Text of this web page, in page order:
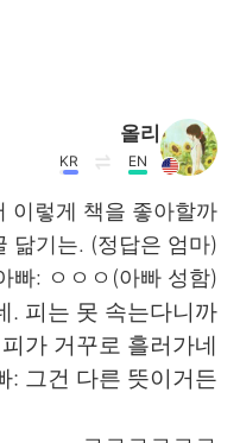
올리
EN
KR
렇게 책을 좋아할까?
닮기는. (정답은 엄마)
빠: ㅇㅇㅇ(아빠 성함)
. 피는 못 속는다니까.
가 거꾸로 흘러가네.
: 그건 다른 뜻이거든.